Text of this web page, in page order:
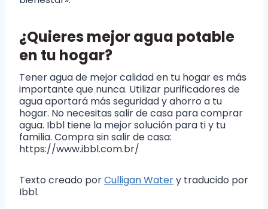
¿Quieres mejor agua potable
en tu hogar?
Tener agua de mejor calidad en tu hogar es más
importante que nunca. Utilizar purificadores de
agua aportará más seguridad y ahorro a tu
hogar. No necesitas salir de casa para comprar
agua. Ibbl tiene la mejor solución para ti y tu
familia. Compra sin salir de casa:
https://www.ibbl.com.br/
Texto creado porCulligan Watery traducido por
Ibbl.